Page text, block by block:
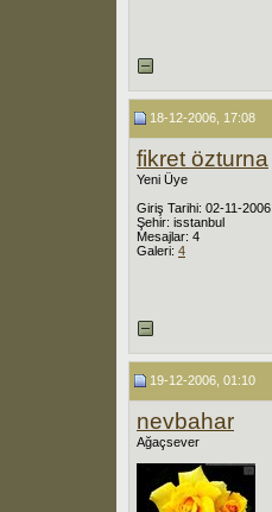
18-12-2006, 17:08
fikret özturna
Yeni Üye
Giriş Tarihi: 02-11-2006
Şehir: isstanbul
Mesajlar: 4
Galeri: 4
19-12-2006, 01:10
nevbahar
Ağaçsever